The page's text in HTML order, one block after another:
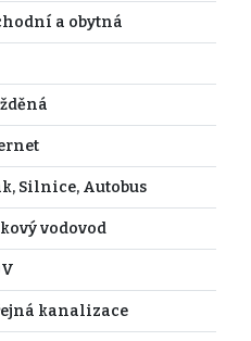
a obytná
Silnice, Autobus
vodovod
kanalizace